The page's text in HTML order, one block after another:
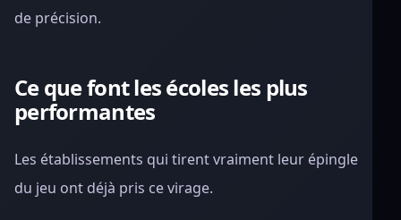
de précision.
Ce que font les écoles les plus
performantes
Les établissements qui tirent vraiment leur épingle
du jeu ont déjà pris ce virage.